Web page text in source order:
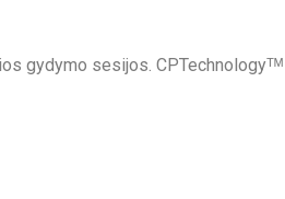
gydymo sesijos.